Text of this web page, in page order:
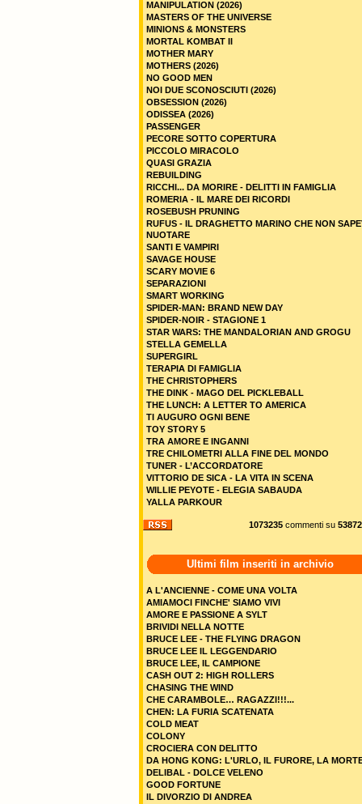
MANIPULATION (2026)
MASTERS OF THE UNIVERSE
MINIONS & MONSTERS
MORTAL KOMBAT II
MOTHER MARY
MOTHERS (2026)
NO GOOD MEN
NOI DUE SCONOSCIUTI (2026)
OBSESSION (2026)
ODISSEA (2026)
PASSENGER
PECORE SOTTO COPERTURA
PICCOLO MIRACOLO
QUASI GRAZIA
REBUILDING
RICCHI... DA MORIRE - DELITTI IN FAMIGLIA
ROMERIA - IL MARE DEI RICORDI
ROSEBUSH PRUNING
RUFUS - IL DRAGHETTO MARINO CHE NON
NUOTARE
SANTI E VAMPIRI
SAVAGE HOUSE
SCARY MOVIE 6
SEPARAZIONI
SMART WORKING
SPIDER-MAN: BRAND NEW DAY
SPIDER-NOIR - STAGIONE 1
STAR WARS: THE MANDALORIAN AND GROGU
STELLA GEMELLA
SUPERGIRL
TERAPIA DI FAMIGLIA
THE CHRISTOPHERS
THE DINK - MAGO DEL PICKLEBALL
THE LUNCH: A LETTER TO AMERICA
TI AUGURO OGNI BENE
TOY STORY 5
TRA AMORE E INGANNI
TRE CHILOMETRI ALLA FINE DEL MONDO
TUNER - L’ACCORDATORE
VITTORIO DE SICA - LA VITA IN SCENA
WILLIE PEYOTE - ELEGIA SABAUDA
YALLA PARKOUR
1073235 commenti su 53872
Ultimi film inseriti in archivio
A L'ANCIENNE - COME UNA VOLTA
AMIAMOCI FINCHE' SIAMO VIVI
AMORE E PASSIONE A SYLT
BRIVIDI NELLA NOTTE
BRUCE LEE - THE FLYING DRAGON
BRUCE LEE IL LEGGENDARIO
BRUCE LEE, IL CAMPIONE
CASH OUT 2: HIGH ROLLERS
CHASING THE WIND
CHE CARAMBOLE… RAGAZZI!!!...
CHEN: LA FURIA SCATENATA
COLD MEAT
COLONY
CROCIERA CON DELITTO
DA HONG KONG: L'URLO, IL FURORE, LA
DELIBAL - DOLCE VELENO
GOOD FORTUNE
IL DIVORZIO DI ANDREA